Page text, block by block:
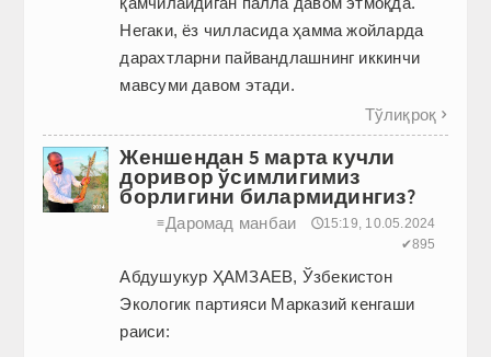
Негаки, ёз чилласида ҳамма жойларда
дарахтларни пайвандлашнинг иккинчи
мавсуми давом этади.
Тўлиқроқ 
Женшендан 5 марта кучли
доривор ўсимлигимиз
борлигини билармидингиз?
≡Даромад манбаи
🕔15:19, 10.05.2024
✔895
Абдушукур ҲАМЗАЕВ, Ўзбекистон
Экологик партияси Марказий кенгаши
раиси: